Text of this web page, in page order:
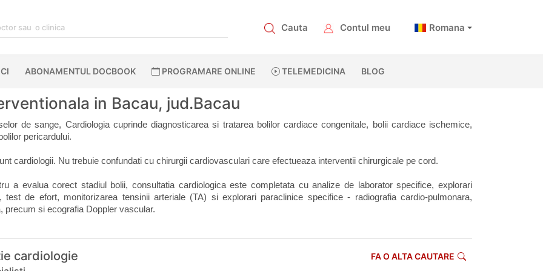
Cauta Contul meu Romana
ABONAMENTUL DOCBOOK PROGRAMARE ONLINE TELEMEDICINA BLOG
in Bacau, jud.Bacau
de sange, Cardiologia cuprinde diagnosticarea si tratarea bolilor cardiace congenitale, bolii cardiace ischemice,
pericardului.
cardiologii. Nu trebuie confundati cu chirurgii cardiovasculari care efectueaza interventii chirurgicale pe cord.
a evalua corect stadiul bolii, consultatia cardiologica este completata cu analize de laborator specifice, explorari
de efort, monitorizarea tensinii arteriale (TA) si explorari paraclinice specifice - radiografia cardio-pulmonara,
precum si ecografia Doppler vascular.
cardiologie FA O ALTA CAUTARE